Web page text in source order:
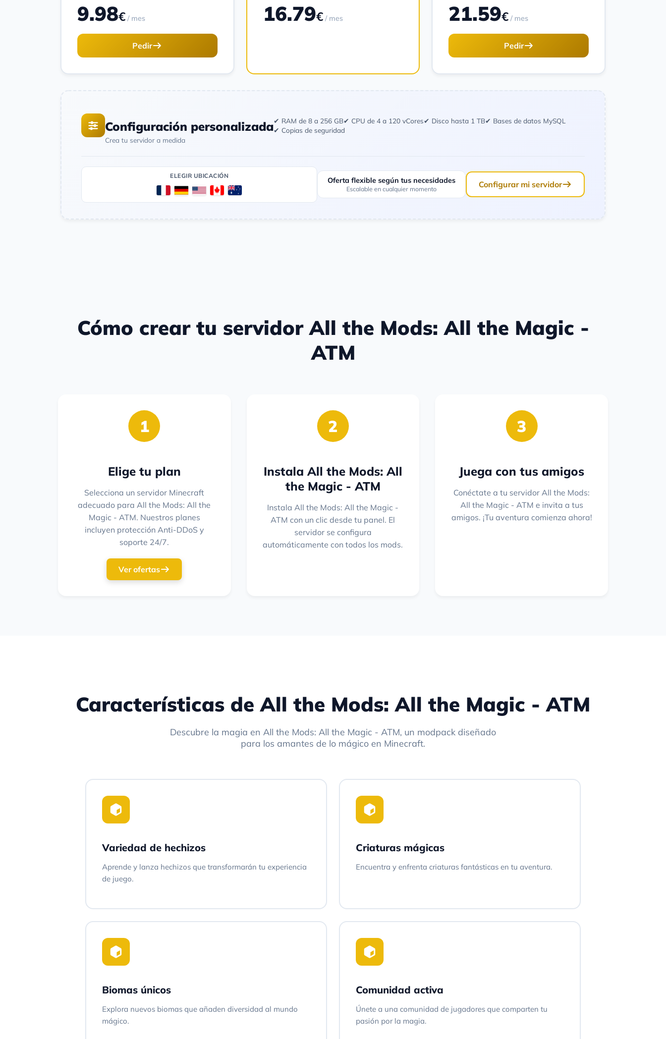
9.98€ / mes
Pedir
16.79€ / mes 21.59€ / mes
Pedir
Configuración personalizada
Crea tu servidor a medida
✔ RAM de 8 a 256 GB✔ CPU de 4 a 120 vCores✔ Disco hasta 1 TB✔ Bases de datos MySQL
✔ Copias de seguridad
ELEGIR UBICACIÓN
Oferta flexible según tus necesidades
Escalable en cualquier momento Configurar mi servidor
Cómo crear tu servidor All the Mods: All the Magic -
ATM
1
Elige tu plan
Selecciona un servidor Minecraft
adecuado para All the Mods: All the
Magic - ATM. Nuestros planes
incluyen protección Anti-DDoS y
soporte 24/7.
Ver ofertas
2
Instala All the Mods: All
the Magic - ATM
Instala All the Mods: All the Magic -
ATM con un clic desde tu panel. El
servidor se configura
automáticamente con todos los mods.
3
Juega con tus amigos
Conéctate a tu servidor All the Mods:
All the Magic - ATM e invita a tus
amigos. ¡Tu aventura comienza ahora!
Características de All the Mods: All the Magic - ATM
Descubre la magia en All the Mods: All the Magic - ATM, un modpack diseñado
para los amantes de lo mágico en Minecraft.
Variedad de hechizos
Aprende y lanza hechizos que transformarán tu experiencia
de juego.
Criaturas mágicas
Encuentra y enfrenta criaturas fantásticas en tu aventura.
Biomas únicos
Explora nuevos biomas que añaden diversidad al mundo
mágico.
Comunidad activa
Únete a una comunidad de jugadores que comparten tu
pasión por la magia.